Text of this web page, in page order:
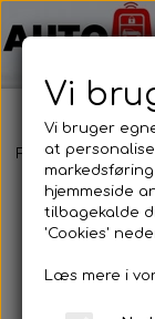
Forside
Vi
Vi bruger
at
hjemmeside
tilbagekalde
'Cookies'
Læs mere i